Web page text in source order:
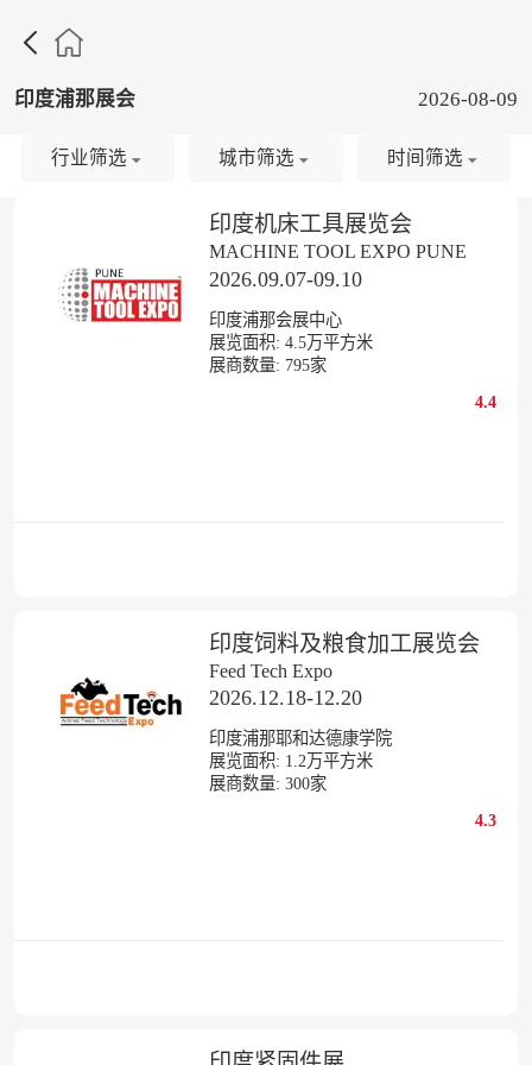

印度浦那展会 2026-08-09
印度机床工具展览会
MACHINE TOOL EXPO PUNE
2026.09.07-09.10
印度浦那会展中心
展览面积: 4.5万平方米
展商数量: 795家
4.4
印度饲料及粮食加工展览会
Feed Tech Expo
2026.12.18-12.20
印度浦那耶和达德康学院
展览面积: 1.2 万平方米
展商数量: 300家
4.3
行业筛选 城市筛选 时间筛选